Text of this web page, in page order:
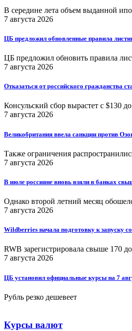
В середине лета объем выданной
7 августа 2026
ЦБ предложил обновленные правила
ЦБ предложил обновить правила
7 августа 2026
Отказаться от российского гражданства
Консульский сбор вырастет с $130
7 августа 2026
Великобритания ввела санкции против
Также ограничения
7 августа 2026
В июле россияне вновь взяли в банках
Однако второй летний месяц
7 августа 2026
Wildberries начала подготовку к запуску
RWB зарегистрировала свыше 170
7 августа 2026
ЦБ установил официальные курсы на 7
Рубль резко дешевеет
Курсы валют